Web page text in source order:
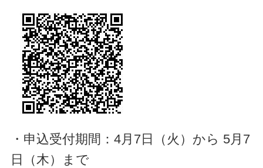
・申込受付期間：4月7日（火）から 5月7
日（木）まで